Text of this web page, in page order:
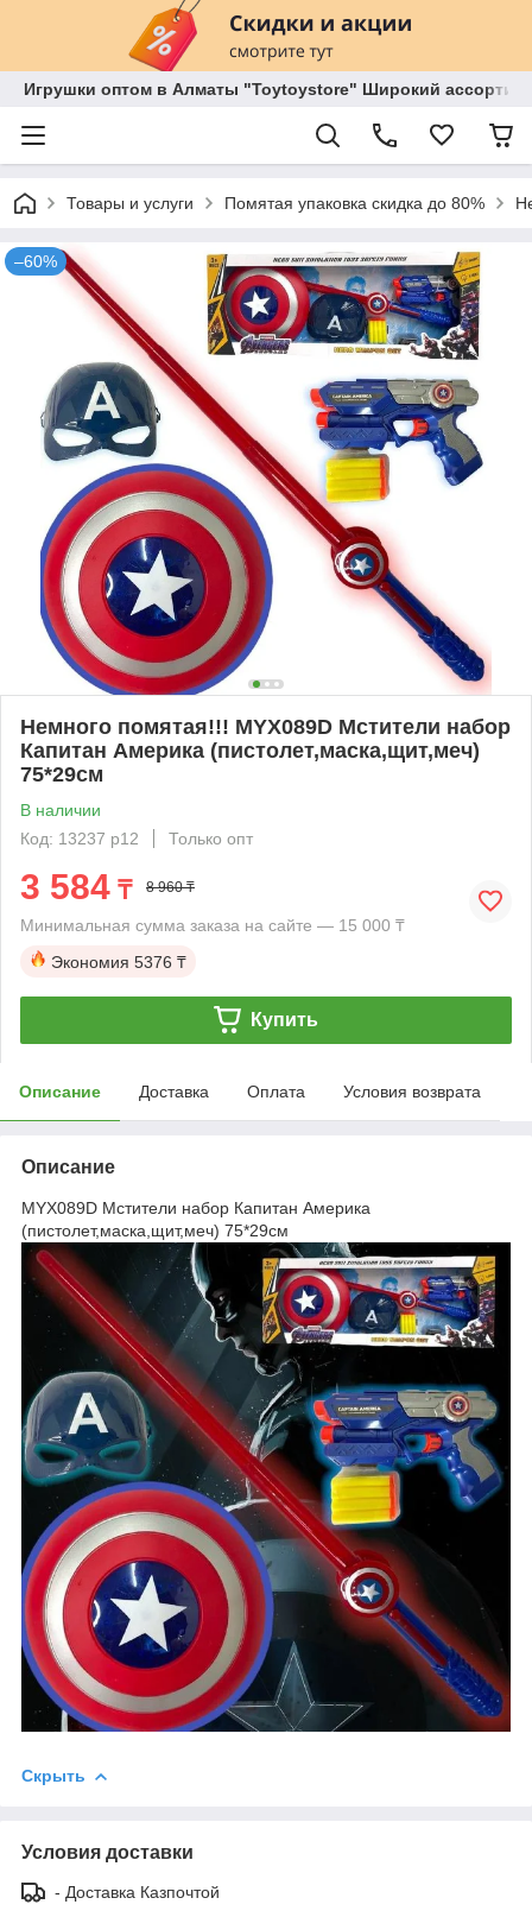
Игрушки оптом в Алматы "Toytoystore" Широкий
Товары и услуги Помятая упаковка скидка до 80%
–60%
Немного помятая!!! MYX089D Мстители набор
Капитан Америка (пистолет,маска,щит,меч)
75*29см
В наличии
Код: 13237 р12
Только опт
3 584 ₸ 8 960 ₸
Минимальная сумма заказа на сайте — 15 000 ₸
Экономия 5376 ₸
Купить
Описание Доставка Оплата Условия возврата
Описание
MYX089D Мстители набор Капитан Америка
(пистолет,маска,щит,меч) 75*29см
Скрыть
Условия доставки
- Доставка Казпочтой